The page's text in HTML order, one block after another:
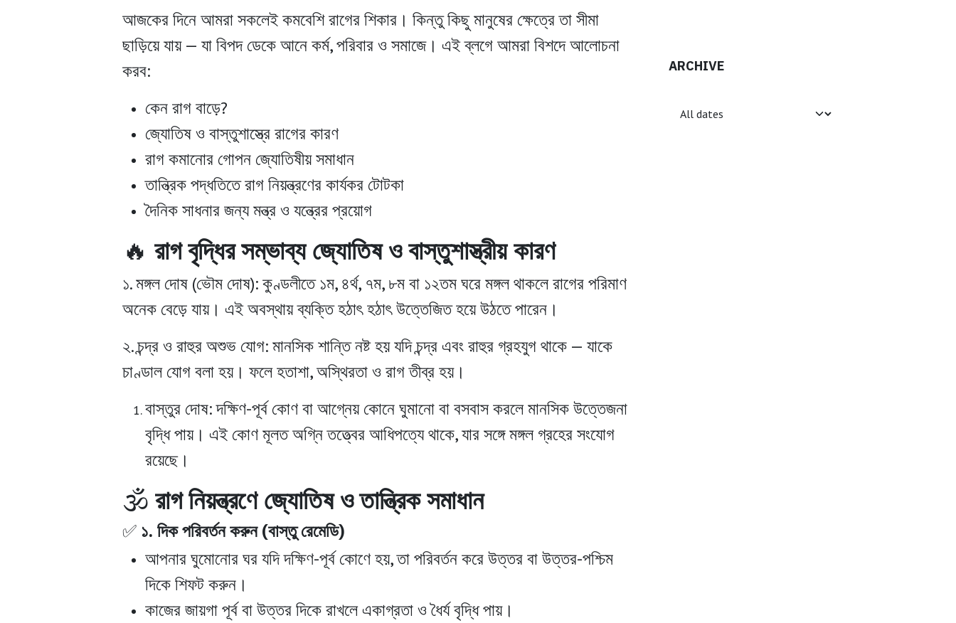
আজকের দিনে আমরা সকলেই কমবেশি রাগের শিকার। কিন্তু কিছু মানুষের ক্ষেত্রে তা সীমা
ছাড়িয়ে যায় — যা বিপদ ডেকে আনে কর্ম, পরিবার ও সমাজে। এই ব্লগে আমরা বিশদে আলোচনা
করব:
কেন রাগ বাড়ে?
জ্যোতিষ ও বাস্তুশাস্ত্রে রাগের কারণ
রাগ কমানোর গোপন জ্যোতিষীয় সমাধান
তান্ত্রিক পদ্ধতিতে রাগ নিয়ন্ত্রণের কার্যকর টোটকা
দৈনিক সাধনার জন্য মন্ত্র ও যন্ত্রের প্রয়োগ
🔥 রাগ বৃদ্ধির সম্ভাব্য জ্যোতিষ ও বাস্তুশাস্ত্রীয় কারণ
১.মঙ্গল দোষ (ভৌম দোষ):কুণ্ডলীতে ১ম, ৪র্থ, ৭ম, ৮ম বা ১২তম ঘরে মঙ্গল থাকলে রাগের পরিমাণ
অনেক বেড়ে যায়। এই অবস্থায় ব্যক্তি হঠাৎ হঠাৎ উত্তেজিত হয়ে উঠতে পারেন।
২.চন্দ্র ও রাহুর অশুভ যোগ:মানসিক শান্তি নষ্ট হয় যদি চন্দ্র এবং রাহুর গ্রহযুগ থাকে — যাকে
চাণ্ডাল যোগ বলা হয়। ফলে হতাশা, অস্থিরতা ও রাগ তীব্র হয়।
বাস্তুর দোষ:দক্ষিণ-পূর্ব কোণ বা আগ্নেয় কোনে ঘুমানো বা বসবাস করলে মানসিক উত্তেজনা
বৃদ্ধি পায়। এই কোণ মূলত অগ্নি তত্ত্বের আধিপত্যে থাকে, যার সঙ্গে মঙ্গল গ্রহের সংযোগ
রয়েছে।
🕉️ রাগ নিয়ন্ত্রণে জ্যোতিষ ও তান্ত্রিক সমাধান
✅ ১. দিক পরিবর্তন করুন (বাস্তু রেমেডি)
আপনার ঘুমোনোর ঘর যদি দক্ষিণ-পূর্ব কোণে হয়, তা পরিবর্তন করে উত্তর বা উত্তর-পশ্চিম
দিকে শিফট করুন।
কাজের জায়গা পূর্ব বা উত্তর দিকে রাখলে একাগ্রতা ও ধৈর্য বৃদ্ধি পায়।
ARCHIVE